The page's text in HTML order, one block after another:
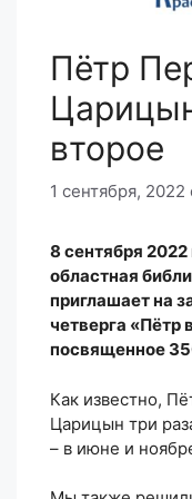
Пётр
второе
1 сентября, 2022
8 сентября 2022
областная
приглашает на
четверга «Пётр
посвященное
Как известно,
Царицын три
– в июне и